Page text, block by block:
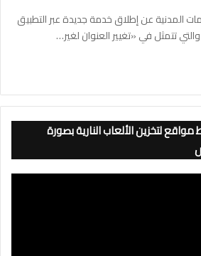
المدنية عن إطلاق خدمة جديدة عبر التطبيق
تتمثل في «تغيير العنوان لغير…
لتخزين الألعاب النارية بصورة